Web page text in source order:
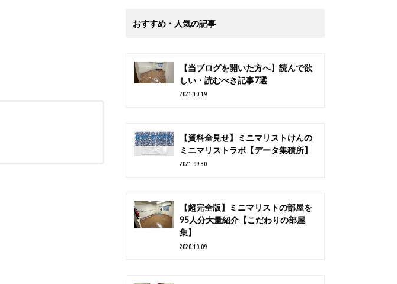
おすすめ・人気の記事
【当ブログを開いた方へ】読んで欲
しい・読むべき記事7選
2021.10.19
【資料全見せ】ミニマリストけんの
ミニマリストラボ【データ集積所】
2021.09.30
【超完全版】ミニマリストの部屋を
95人分大量紹介【こだわりの部屋
集】
2020.10.09